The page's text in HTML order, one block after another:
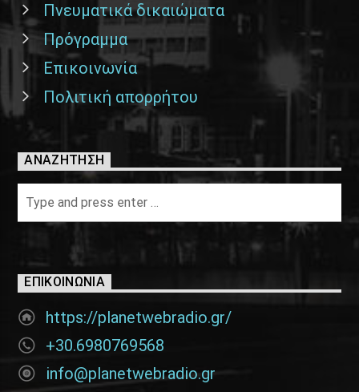
Πνευματικά δικαιώματα
Πρόγραμμα
Επικοινωνία
Πολιτική απορρήτου
ΑΝΑΖΉΤΗΣΗ
ΕΠΙΚΟΙΝΩΝΊΑ
https://planetwebradio.gr/
+30.6980769568
info@planetwebradio.gr